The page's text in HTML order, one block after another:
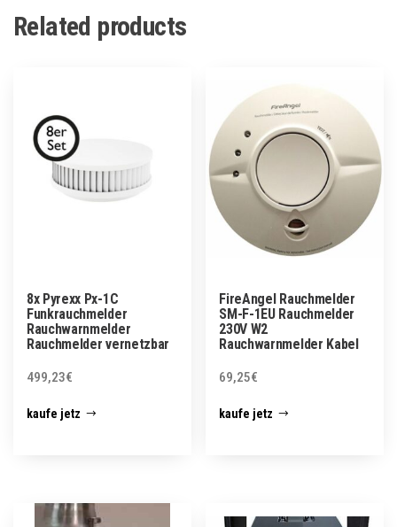
Related products
8x Pyrexx Px-1C
Funkrauchmelder
Rauchwarnmelder
Rauchmelder vernetzbar
499,23€
kaufe jetz
FireAngel Rauchmelder
SM-F-1EU Rauchmelder
230V W2
Rauchwarnmelder Kabel
69,25€
kaufe jetz